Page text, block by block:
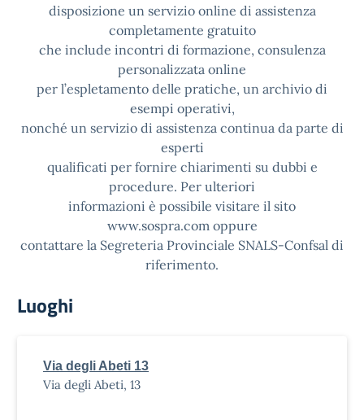
disposizione un servizio online di assistenza
completamente gratuito
che include incontri di formazione, consulenza
personalizzata online
per l’espletamento delle pratiche, un archivio di
esempi operativi,
nonché un servizio di assistenza continua da parte di
esperti
qualificati per fornire chiarimenti su dubbi e
procedure. Per ulteriori
informazioni è possibile visitare il sito
www.sospra.com oppure
contattare la Segreteria Provinciale SNALS-Confsal di
riferimento.
Luoghi
Via degli Abeti 13
Via degli Abeti, 13